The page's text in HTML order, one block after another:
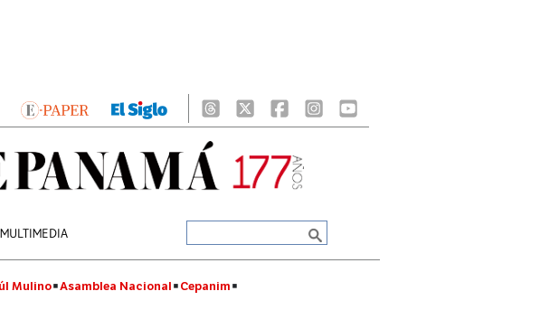
MULTIMEDIA
Mulino Asamblea Nacional Cepanim